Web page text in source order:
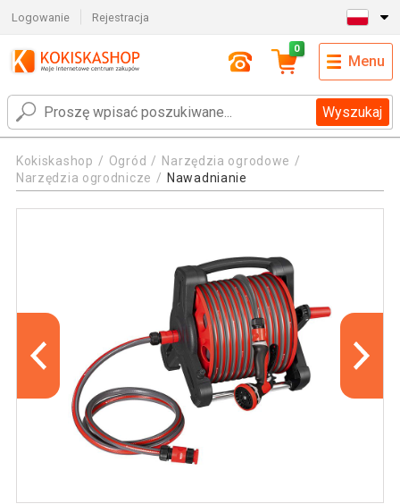
Logowanie Rejestracja
Wyszukaj
0
Menu
Kokiskashop Ogród
Narzędzia ogrodowe
Narzędzia ogrodnicze
Nawadnianie